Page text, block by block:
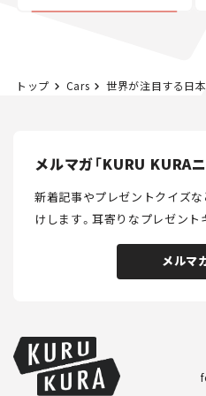
トップ Cars 世界が注目する日本の若きアスリート──いま「F1」に最も近いレーシングドライバー、岩佐歩
メルマガ「KURU KURAニ
新着記事やプレゼントクイズ
けします。耳寄りなプレゼント
メルマ